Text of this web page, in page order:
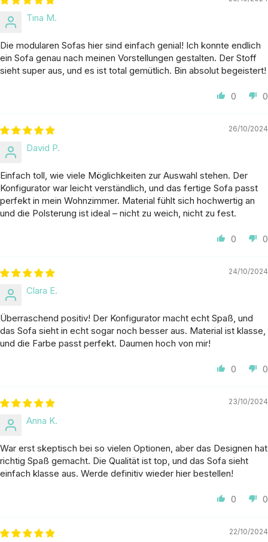
Tina M.
Die modularen Sofas hier sind einfach genial! Ich konnte endlich
ein Sofa genau nach meinen Vorstellungen gestalten. Der Stoff
sieht super aus, und es ist total gemütlich. Bin absolut begeistert!
0 0
26/10/2024
David P.
Einfach toll, wie viele Möglichkeiten zur Auswahl stehen. Der
Konfigurator war leicht verständlich, und das fertige Sofa passt
perfekt in mein Wohnzimmer. Material fühlt sich hochwertig an
und die Polsterung ist ideal – nicht zu weich, nicht zu fest.
0 0
24/10/2024
Clara E.
Überraschend positiv! Der Konfigurator macht echt Spaß, und
das Sofa sieht in echt sogar noch besser aus. Material ist klasse,
und die Farbe passt perfekt. Daumen hoch von mir!
0 0
23/10/2024
Anna K.
War erst skeptisch bei so vielen Optionen, aber das Designen hat
richtig Spaß gemacht. Die Qualität ist top, und das Sofa sieht
einfach klasse aus. Werde definitiv wieder hier bestellen!
0 0
22/10/2024